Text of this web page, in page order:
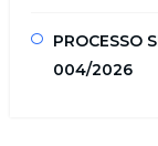
PROCESSO
004/2026